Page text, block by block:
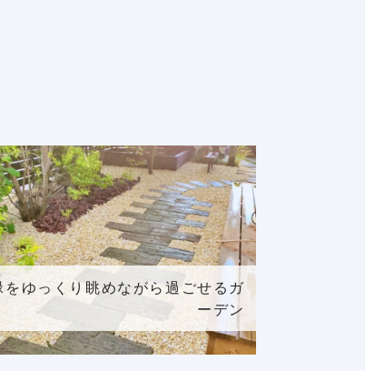
をゆっくり眺めながら過ごせるガ
ーデン